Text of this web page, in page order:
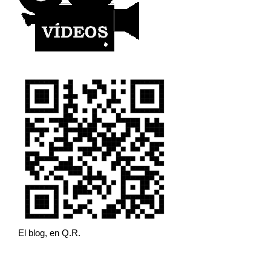
El blog, en Q.R.